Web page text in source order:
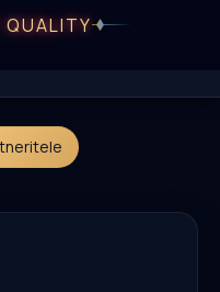
QUALITY